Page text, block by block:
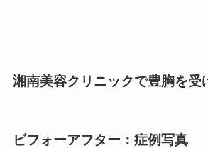
湘南美容クリニックで豊胸を受
ビフォーアフター：症例写真